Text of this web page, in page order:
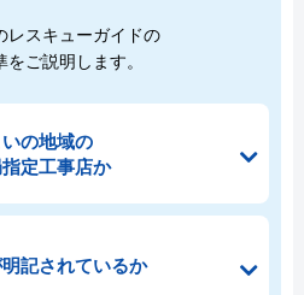
レスキューガイドの
をご説明します。
の地域の
定工事店か
記されているか